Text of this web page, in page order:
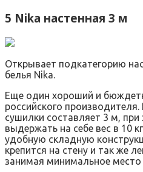
5 Nika настенная 3 м
Открывает подкатегорию
белья Nika.
Еще один хороший и
российского
сушилки составляет 3 м,
выдержать на себе вес в 10
удобную складную
крепится на стену и так же
занимая минимальное место